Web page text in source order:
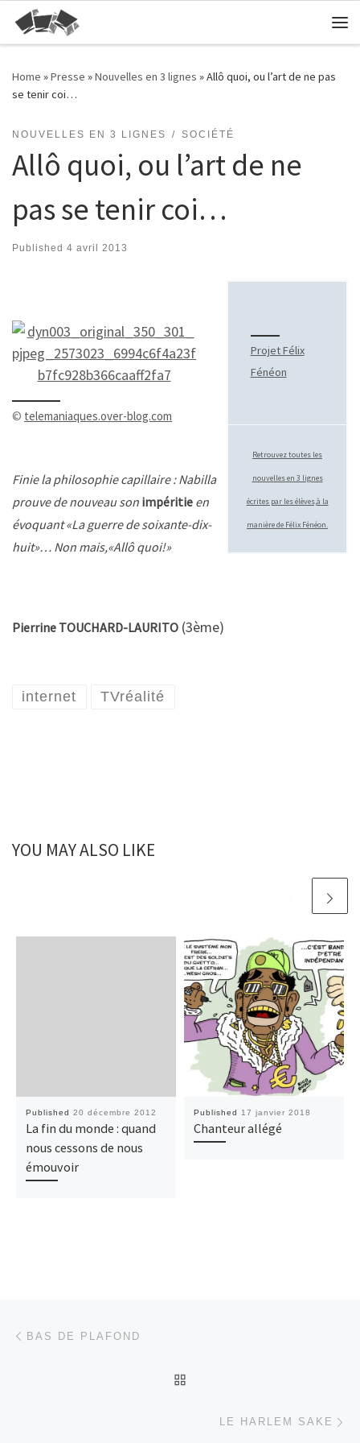
Skip to content
Home »Presse »Nouvelles en 3 lignes »Allô quoi, ou l’art de ne pas
se tenir coi…
NOUVELLES EN 3 LIGNES SOCIÉTÉ
Allô quoi, ou l’art de ne
pas se tenir coi…
Published 4 avril 2013
Projet Félix
Fénéon
Retrouvez toutes les
nouvelles en 3 lignes
écrites par les élèves,à la
manière de Félix Fénéon.
© telemaniaques.over-blog.com
Finie la philosophie capillaire : Nabilla
prouve de nouveau son impéritie en
évoquant «La guerre de soixante-dix-
huit»… Non mais,«Allô quoi!»
Pierrine TOUCHARD-LAURITO (3ème)
internet TVréalité
YOU MAY ALSO LIKE
Published 20 décembre 2012
La fin du monde : quand
nous cessons de nous
émouvoir
Published 17 janvier 2018
Chanteur allégé
Post navigation
BAS DE PLAFOND
LE HARLEM SAKE